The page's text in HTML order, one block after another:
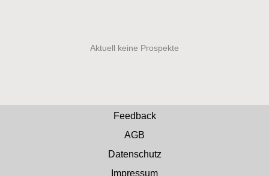
Feedback
AGB
Datenschutz
Impressum